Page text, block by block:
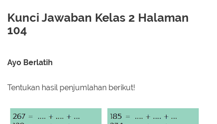
Kunci Jawaban Kelas 2 Halaman
104
Ayo Berlatih
Tentukan hasil penjumlahan berikut!